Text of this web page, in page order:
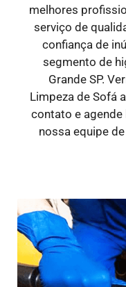
melhores
serviço de
confiança de
segmento de
Grande SP.
Limpeza de Sofá
contato e
nossa equipe